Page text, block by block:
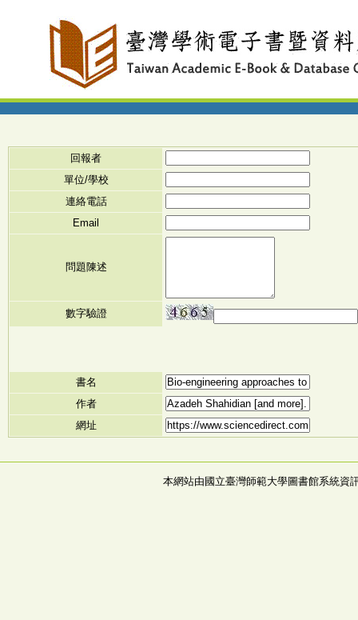
回報者
單位/學校
連絡電話
Email
問題陳述
數字驗證
書名
作者
網址
本網站由國立臺灣師範大學圖書館系統資